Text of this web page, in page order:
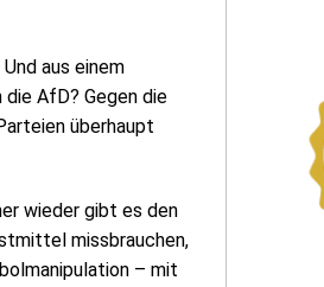
aus einem
AfD? Gegen die
überhaupt
wieder gibt es den
missbrauchen,
– mit